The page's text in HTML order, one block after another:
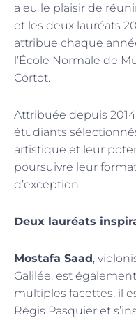
a eu le plaisir de
et les deux lauréats
attribue chaque
l’École Normale de
Cortot.
Attribuée depuis
étudiants
artistique et leur
poursuivre leur
d’exception.
Deux lauréats
Mostafa Saad,
Galilée, est
multiples facettes, il
Régis Pasquier et